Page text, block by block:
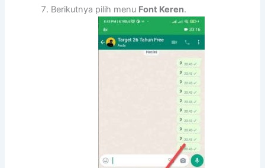
Berikutnya pilih menu Font Keren.